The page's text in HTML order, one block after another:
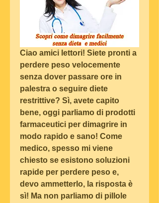
Ciao amici lettori! Siete pronti a
perdere peso velocemente
senza dover passare ore in
palestra o seguire diete
restrittive? Sì, avete capito
bene, oggi parliamo di prodotti
farmaceutici per dimagrire in
modo rapido e sano! Come
medico, spesso mi viene
chiesto se esistono soluzioni
rapide per perdere peso e,
devo ammetterlo, la risposta è
sì! Ma non parliamo di pillole